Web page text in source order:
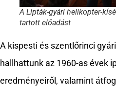
A Lipták-gyári helikopter-
tartott előadást
A kispesti és szentlőrinci
hallhattunk az 1960-as évek
eredményeiről, valamint